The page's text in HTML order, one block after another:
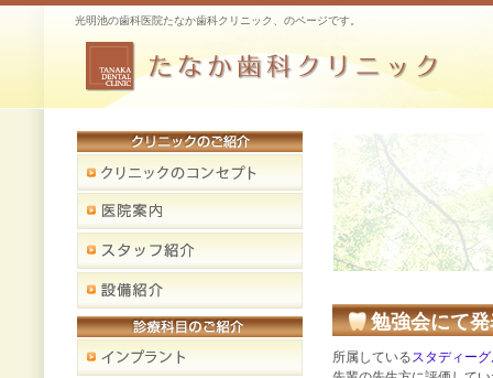
光明池の歯科医院たなか歯科クリニック、のページです。
勉強会にて
所属しているスタディー